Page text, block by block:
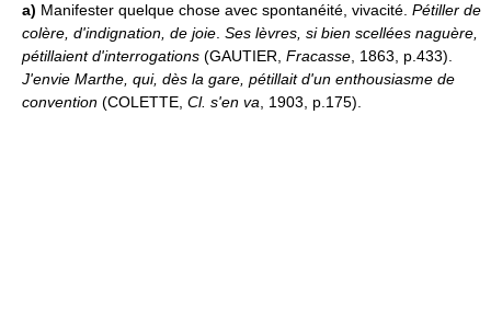
a) Manifester quelque chose avec spontanéité, vivacité. Pétiller de
colère, d'indignation, de joie. Ses lèvres, si bien scellées naguère,
pétillaient d'interrogations (GAUTIER, Fracasse, 1863, p.433).
J'envie Marthe, qui, dès la gare, pétillait d'un enthousiasme de
convention (COLETTE, Cl. s'en va, 1903, p.175).